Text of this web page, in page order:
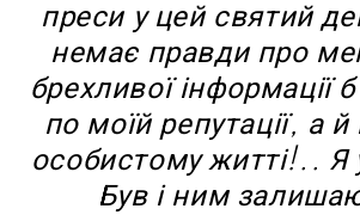
преси у цей святий
немає правди про
брехливої інформації
по моїй репутації, а
особистому житті!.. Я
Був і ним